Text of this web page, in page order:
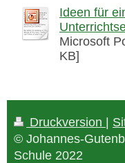
Ideen für
Microsoft
KB]
Druckversion |
© Johannes-
Schule 2022